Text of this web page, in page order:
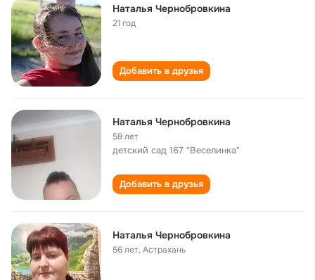
Наталья Чернобровкина
21 год
Добавить в друзья
Наталья Чернобровкина
58 лет
детский сад 167 "Веселинка"
Добавить в друзья
Наталья Чернобровкина
56 лет,Астрахань